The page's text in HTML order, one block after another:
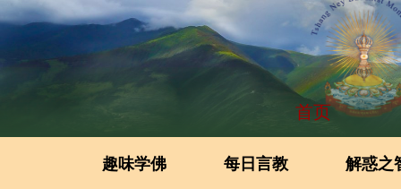
首页
趣味学佛 每日言教 解惑之